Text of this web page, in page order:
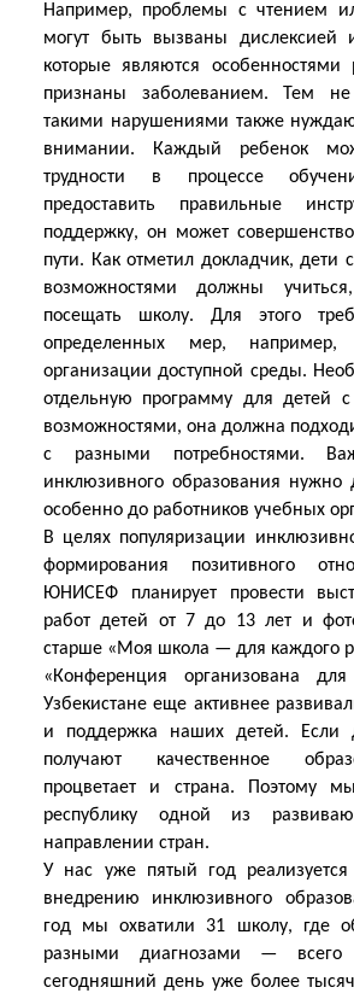
Например, проблемы с чтением
могут быть вызваны дислексией
которые являются
признаны заболеванием. Тем
такими нарушениями также
внимании. Каждый ребенок
трудности в процессе
предоставить правильные
поддержку, он может
пути. Как отметил докладчик, дети
возможностями должны
посещать школу. Для этого
определенных мер, например,
организации доступной среды.
отдельную программу для детей
возможностями, она должна
с разными потребностями.
инклюзивного образования нужно
особенно до работников учебных
В целях популяризации
формирования позитивного
ЮНИСЕФ планирует провести
работ детей от 7 до 13 лет и
старше «Моя школа — для каждого
«Конференция организована
Узбекистане еще активнее
и поддержка наших детей. Если
получают качественное
процветает и страна. Поэтому
республику одной из
направлении стран.
У нас уже пятый год реализуется
внедрению инклюзивного
год мы охватили 31 школу, где
разными диагнозами —
сегодняшний день уже более